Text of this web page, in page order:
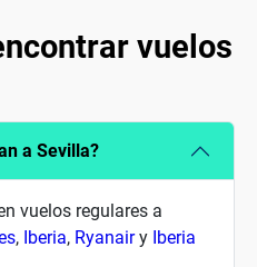
vuelos
a Sevilla?
vuelos regulares a
, Iberia, Ryanairy Iberia